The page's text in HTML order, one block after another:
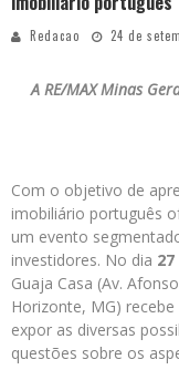
Redacao 24 de
A RE/MAX Minas
Com o objetivo de
imobiliário português
um evento
investidores. No dia
Guaja Casa (Av.
Horizonte, MG) recebe
expor as diversas
questões sobre os